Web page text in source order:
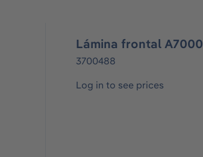
Lámina frontal A7000
3700488
Log in to see prices